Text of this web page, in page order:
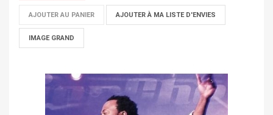
AJOUTER AU PANIER AJOUTER À MA LISTE D'ENVIES
IMAGE GRAND